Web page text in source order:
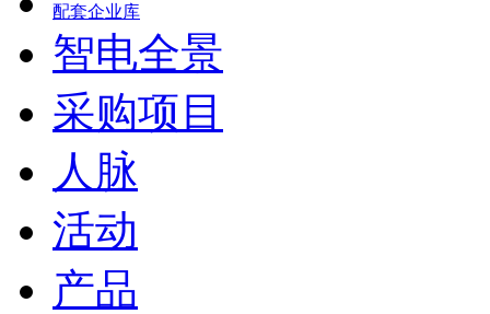
配套企业库
智电全景
采购项目
人脉
活动
产品